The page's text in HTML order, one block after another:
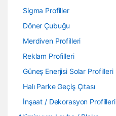
Sigma Profiller
Döner Çubuğu
Merdiven Profilleri
Reklam Profilleri
Güneş Enerjisi Solar Profilleri
Halı Parke Geçiş Çıtası
İnşaat / Dekorasyon Profilleri